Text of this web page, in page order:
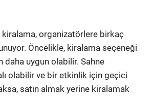
organizatörlere birkaç
Öncelikle, kiralama seçeneği
daha uygun olabilir. Sahne
olabilir ve bir etkinlik için geçici
satın almak yerine kiralamak